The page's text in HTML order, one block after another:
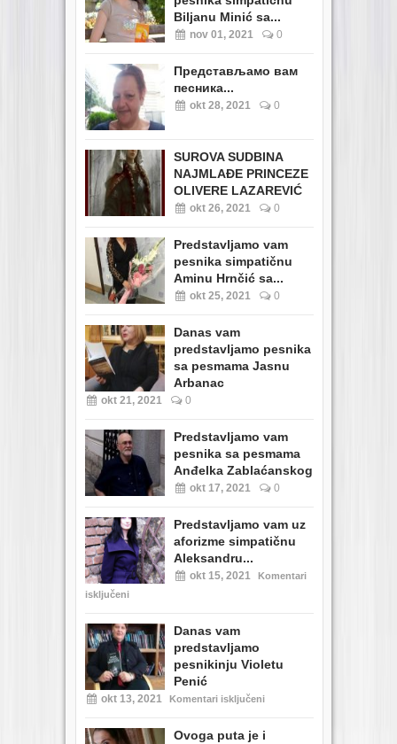
Biljanu Minić sa...
nov 01, 2021 0
Представљамо вам
песника...
okt 28, 2021 0
SUROVA SUDBINA
NAJMLAĐE PRINCEZE
OLIVERE LAZAREVIĆ
okt 26, 2021 0
Predstavljamo vam
pesnika simpatičnu
Aminu Hrnčić sa...
okt 25, 2021 0
Danas vam
predstavljamo pesnika
sa pesmama Jasnu
Arbanac
okt 21, 2021 0
Predstavljamo vam
pesnika sa pesmama
Anđelka Zablaćanskog
okt 17, 2021 0
Predstavljamo vam uz
aforizme simpatičnu
Aleksandru...
okt 15, 2021
Komentari
isključeni
Danas vam
predstavljamo
pesnikinju Violetu
Penić
okt 13, 2021 Komentari isključeni
Ovoga puta je i